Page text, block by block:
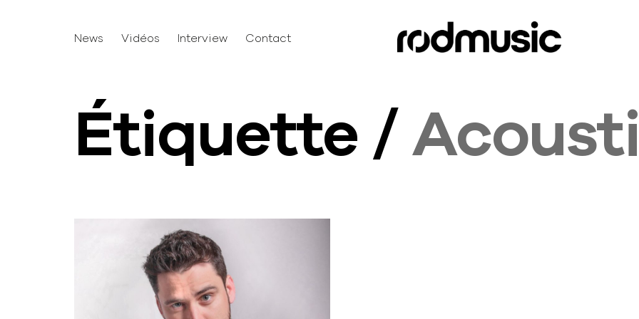
News Vidéos Interview Contact
Étiquette /